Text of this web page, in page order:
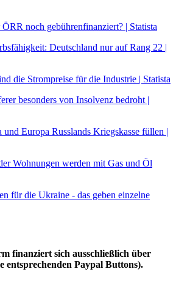
finanziert sich ausschließlich über
entsprechenden Paypal Buttons).